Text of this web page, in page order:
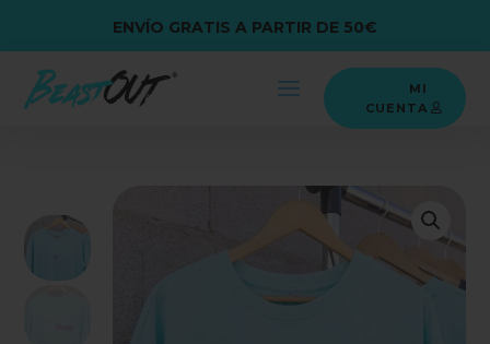
ENVÍO GRATIS A PARTIR DE 50€
MI
CUENTA